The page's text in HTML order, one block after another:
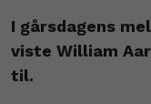
I gårsdagens
viste William
til.